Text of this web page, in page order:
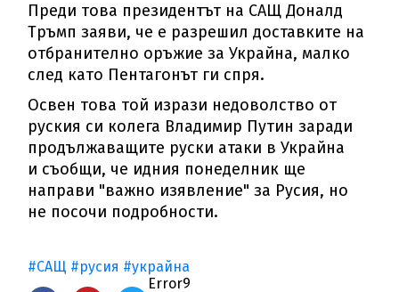
Преди това президентът на САЩ Доналд
Тръмп заяви, че е разрешил доставките на
отбранително оръжие за Украйна, малко
след като Пентагонът ги спря.
Освен това той изрази недоволство от
руския си колега Владимир Путин заради
продължаващите руски атаки в Украйна
и съобщи, че идния понеделник ще
направи "важно изявление" за Русия, но
не посочи подробности.
#САЩ #русия #украйна
Error9